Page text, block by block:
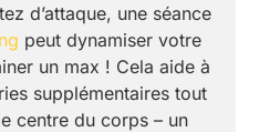
d’attaque, une séance
peut dynamiser votre
un max ! Cela aide à
supplémentaires tout
centre du corps – un